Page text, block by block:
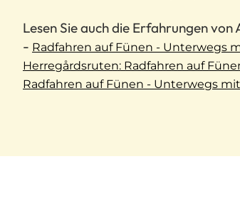
Lesen Sie auch die Erfahrungen
- Radfahren auf Fünen - Unterwegs
Herregårdsruten: Radfahren auf
Radfahren auf Fünen - Unterwegs